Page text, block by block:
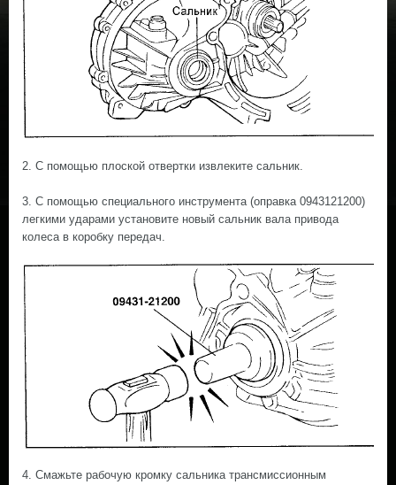
2. С помощью плоской отвертки извлеките сальник.
3. С помощью специального инструмента (оправка 0943121200)
легкими ударами установите новый сальник вала привода
колеса в коробку передач.
4. Смажьте рабочую кромку сальника трансмиссионным